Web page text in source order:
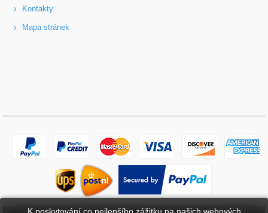
Kontakty
Mapa stránek